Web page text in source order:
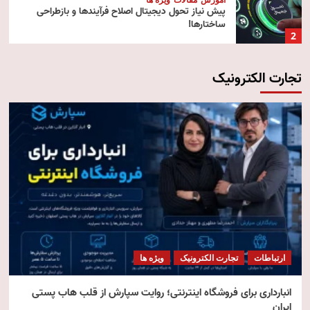
2
پیش‌ نیاز تحول دیجیتال اصلاح فرآیندها و بازطراحی
ساختارها!
3
آموزش
4
تکنولوژی مقالات ویژه ها
هوش مصنوعی استنتاجی
5
امنیت مقالات ویژه ها
امنیت فناوری اطلاعات
تجارت الکترونیک
ارتباطات تجارت الکترونیک ویژه ها
انبارداری برای فروشگاه اینترنتی؛ روایت سپارش از قلب هاب پستی